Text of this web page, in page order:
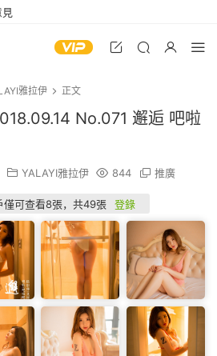
雅拉伊 正文
No.071 邂逅 吧啦
YALAYI雅拉伊 844 推廣
僅可查看8張，共49張 登錄